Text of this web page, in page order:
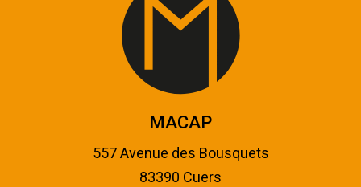
MACAP
557 Avenue des Bousquets
83390 Cuers